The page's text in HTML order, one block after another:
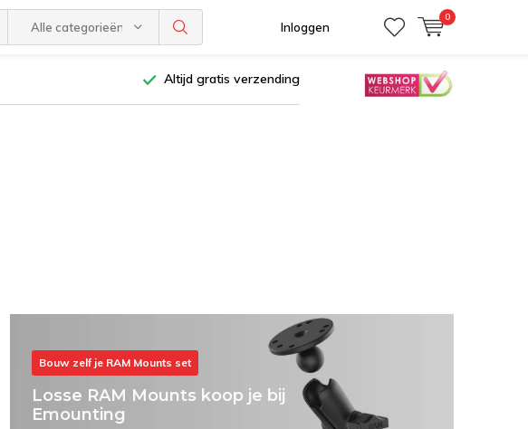
Alle categorieën Inloggen
0
Altijd gratis verzending
Bouw zelf je RAM Mounts set
Losse RAM Mounts koop je bij
Emounting